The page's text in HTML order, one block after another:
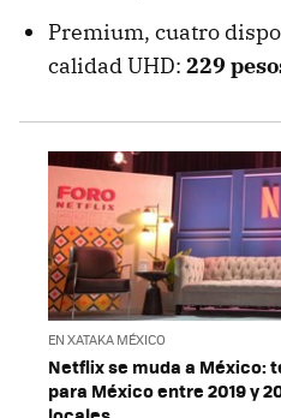
Premium, cuatro
calidad UHD: 229
EN XATAKA MÉXICO
Netflix se muda a México:
para México entre 2019 y